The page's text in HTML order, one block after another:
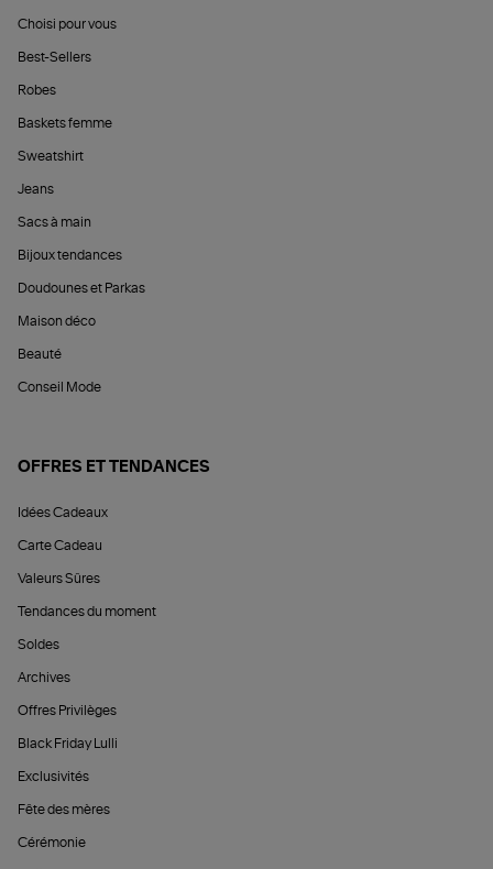
Choisi pour vous
Best-Sellers
Robes
Baskets femme
Sweatshirt
Jeans
Sacs à main
Bijoux tendances
Doudounes et Parkas
Maison déco
Beauté
Conseil Mode
OFFRES ET TENDANCES
Idées Cadeaux
Carte Cadeau
Valeurs Sûres
Tendances du moment
Soldes
Archives
Offres Privilèges
Black Friday Lulli
Exclusivités
Fête des mères
Cérémonie